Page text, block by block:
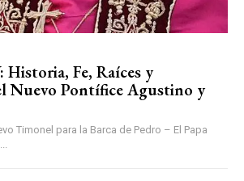
Historia, Fe, Raíces y
Nuevo Pontífice Agustino y
Timonel para la Barca de Pedro – El Papa